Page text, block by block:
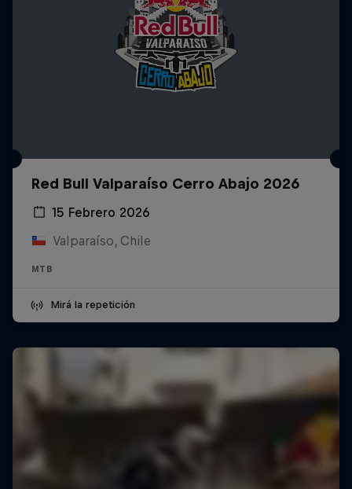
Red Bull Valparaíso Cerro Abajo 2026
15 Febrero 2026
Valparaíso, Chile
MTB
Mirá la repetición